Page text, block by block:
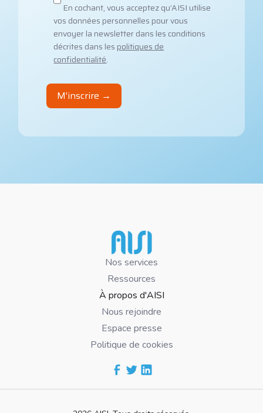
En cochant, vous acceptez qu’AISI utilise
vos données personnelles pour vous
envoyer la newsletter dans les conditions
décrites dans les politiques de
confidentialité.
Nos services
Ressources
À propos d'AISI
Nous rejoindre
Espace presse
Politique de cookies